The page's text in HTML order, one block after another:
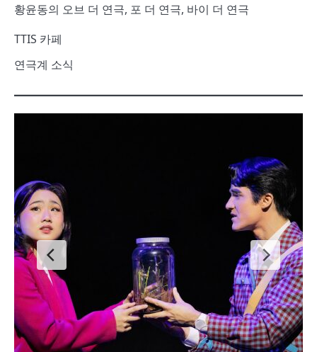
황윤동의 오브 더 연극, 포 더 연극, 바이 더 연극
TTIS 카페
연극계 소식